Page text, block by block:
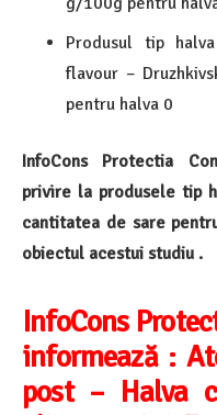
Produsul tip
flavour –
pentru halva 0
InfoCons Protectia
privire la produsele tip
cantitatea de sare
obiectul acestui studiu .
InfoCons
informează :
post – Halva